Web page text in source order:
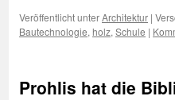
Veröffentlicht unterArchitektur |
Bautechnologie, holz, Schule |
Prohlis hat die